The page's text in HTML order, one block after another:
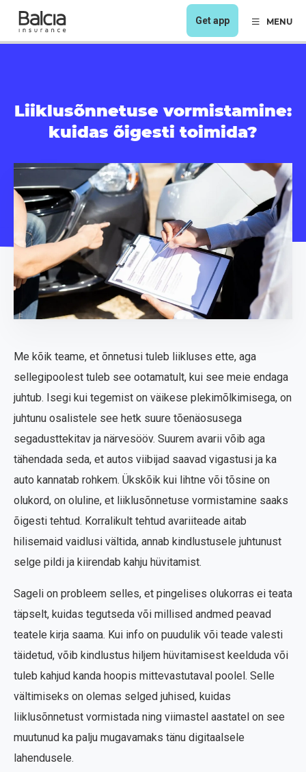
Get app MENU
Liiklusõnnetuse vormistamine:
kuidas õigesti toimida?
Me kõik teame, et õnnetusi tuleb liikluses ette, aga
sellegipoolest tuleb see ootamatult, kui see meie endaga
juhtub. Isegi kui tegemist on väikese plekimõlkimisega, on
juhtunu osalistele see hetk suure tõenäosusega
segadusttekitav ja närvesööv. Suurem avarii võib aga
tähendada seda, et autos viibijad saavad vigastusi ja ka
auto kannatab rohkem. Ükskõik kui lihtne või tõsine on
olukord, on oluline, et liiklusõnnetuse vormistamine saaks
õigesti tehtud. Korralikult tehtud avariiteade aitab
hilisemaid vaidlusi vältida, annab kindlustusele juhtunust
selge pildi ja kiirendab kahju hüvitamist.
Sageli on probleem selles, et pingelises olukorras ei teata
täpselt, kuidas tegutseda või millised andmed peavad
teatele kirja saama. Kui info on puudulik või teade valesti
täidetud, võib kindlustus hiljem hüvitamisest keelduda või
tuleb kahjud kanda hoopis mittevastutaval poolel. Selle
vältimiseks on olemas selged juhised, kuidas
liiklusõnnetust vormistada ning viimastel aastatel on see
muutunud ka palju mugavamaks tänu digitaalsele
lahendusele.